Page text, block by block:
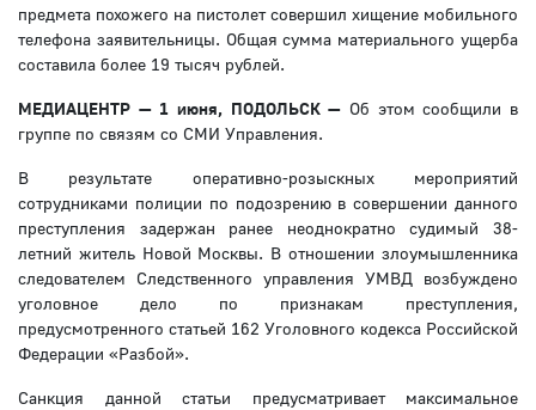
предмета похожего на пистолет совершил хищение мобильного
телефона заявительницы. Общая сумма материального ущерба
составила более 19 тысяч рублей.
МЕДИАЦЕНТР — 1 июня, ПОДОЛЬСК — Об этом сообщили в
группе по связям со СМИ Управления.
В результате оперативно-розыскных мероприятий
сотрудниками полиции по подозрению в совершении данного
преступления задержан ранее неоднократно судимый 38-
летний житель Новой Москвы. В отношении злоумышленника
следователем Следственного управления УМВД возбуждено
уголовное дело по признакам преступления,
предусмотренного статьей 162 Уголовного кодекса Российской
Федерации «Разбой».
Санкция данной статьи предусматривает максимальное